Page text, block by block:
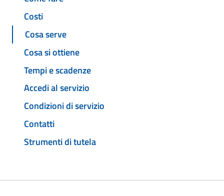
Costi
Cosa serve
Cosa si ottiene
Tempi e scadenze
Accedi al servizio
Condizioni di servizio
Contatti
Strumenti di tutela